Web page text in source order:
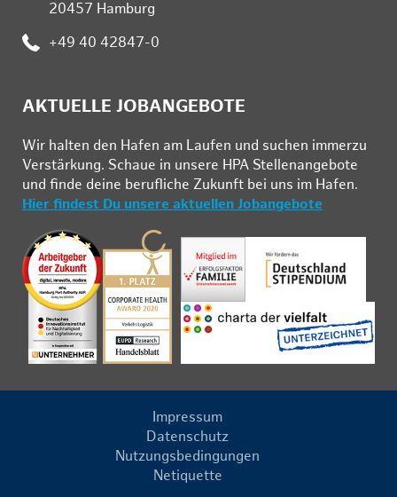
20457 Hamburg
: +49 40 42847-0
AKTUELLE JOBANGEBOTE
Wir hal­ten den Ha­fen am Lau­fen und su­chen im­mer­zu
Ver­stär­kung. Schau­e in un­se­re HPA Stel­len­an­ge­bo­te
und fin­de deine be­ruf­li­che Zu­kunft bei uns im Ha­fen.
Hier findest Du unsere aktuellen Jobangebote
Impressum
Datenschutz
Nutzungsbedingungen
Netiquette